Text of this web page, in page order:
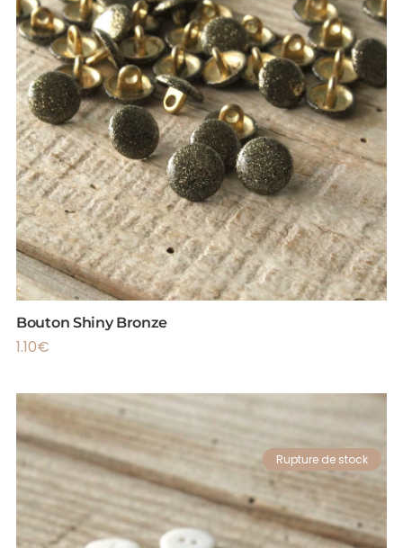
Bouton Shiny Bronze
1.10€
Rupture de stock